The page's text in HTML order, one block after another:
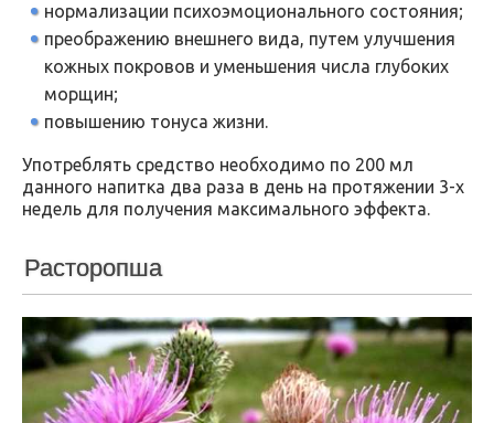
нормализации психоэмоционального состояния;
преображению внешнего вида, путем улучшения
кожных покровов и уменьшения числа глубоких
морщин;
повышению тонуса жизни.
Употреблять средство необходимо по 200 мл
данного напитка два раза в день на протяжении 3-х
недель для получения максимального эффекта.
Расторопша